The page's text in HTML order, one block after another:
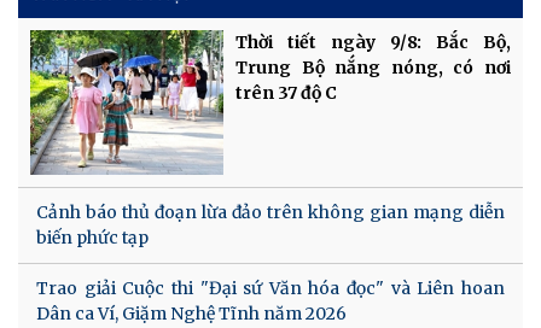
Thời tiết ngày 9/8: Bắc Bộ,
Trung Bộ nắng nóng, có nơi
trên 37 độ C
Cảnh báo thủ đoạn lừa đảo trên không gian mạng diễn
biến phức tạp
Trao giải Cuộc thi "Đại sứ Văn hóa đọc" và Liên hoan
Dân ca Ví, Giặm Nghệ Tĩnh năm 2026